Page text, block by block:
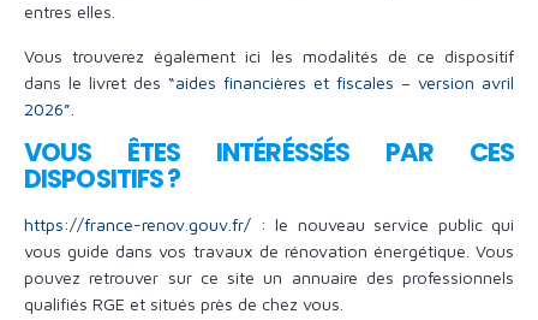
entres elles.
Vous trouverez également ici les modalités de ce dispositif
dans le livret des “aides financières et fiscales – version avril
2026”
VOUS ÊTES INTÉRÉSSÉS PAR CES
DISPOSITIFS ?
https://france-renov.gouv.fr/ : le nouveau service public qui
vous guide dans vos travaux de rénovation énergétique. Vous
pouvez retrouver sur ce site un annuaire des professionnels
qualifiés RGE et situés près de chez vous.